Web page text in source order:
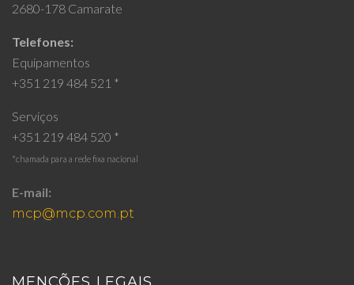
2680-178 Camarate
Telefones:
Equipamentos
+351 219 484 521 *
Serviços
+351 219 484 520 *
*chamada para a rede fixa nacional
E-mail:
mcp@mcp.com.pt